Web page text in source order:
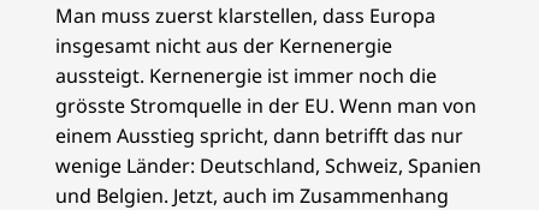
Man muss zuerst klarstellen, dass Europa
insgesamt nicht aus der Kernenergie
aussteigt. Kernenergie ist immer noch die
grösste Stromquelle in der EU. Wenn man von
einem Ausstieg spricht, dann betrifft das nur
wenige Länder: Deutschland, Schweiz, Spanien
und Belgien. Jetzt, auch im Zusammenhang